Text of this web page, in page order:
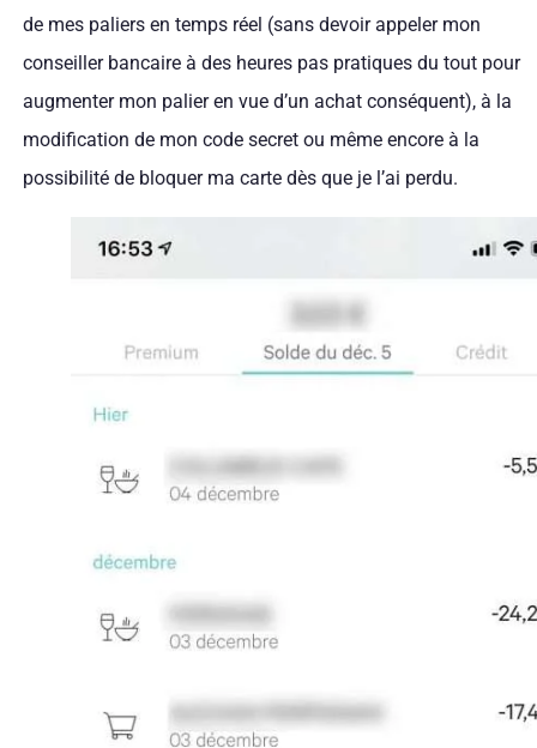
de mes paliers en temps réel (sans devoir appeler mon
conseiller bancaire à des heures pas pratiques du tout pour
augmenter mon palier en vue d’un achat conséquent), à la
modification de mon code secret ou même encore à la
possibilité de bloquer ma carte dès que je l’ai perdu.